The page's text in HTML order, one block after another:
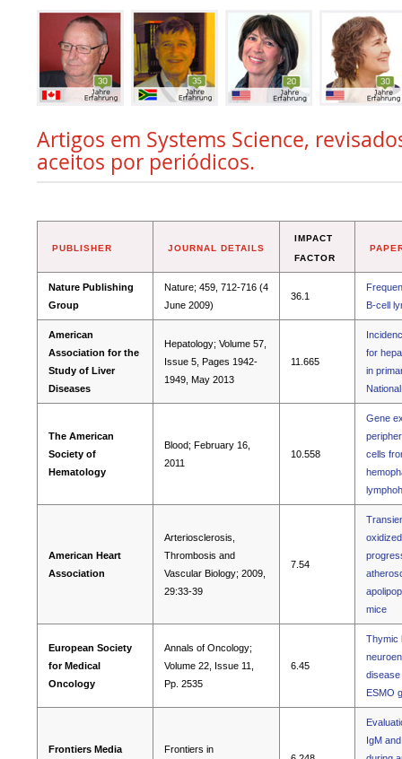
Artigos em Systems Science,
aceitos por periódicos.
PUBLISHER JOURNAL DETAILS
IMPACT
FACTOR
Nature Publishing
Group
Nature; 459, 712-716 (4
June 2009)
36.1
B-cell
American
Association for the
Study of Liver
Diseases
Hepatology; Volume 57,
Issue 5, Pages 1942-
1949, May 2013
11.665
for
in
The American
Society of
Hematology
Blood; February 16,
2011
10.558
Gene
cells
American Heart
Association
Arteriosclerosis,
Thrombosis and
Vascular Biology; 2009,
29:33-39
7.54
mice
European Society
for Medical
Oncology
Annals of Oncology;
Volume 22, Issue 11,
Pp. 2535
6.45
Thymic
disease
ESMO
Frontiers Media
Frontiers in
IgM